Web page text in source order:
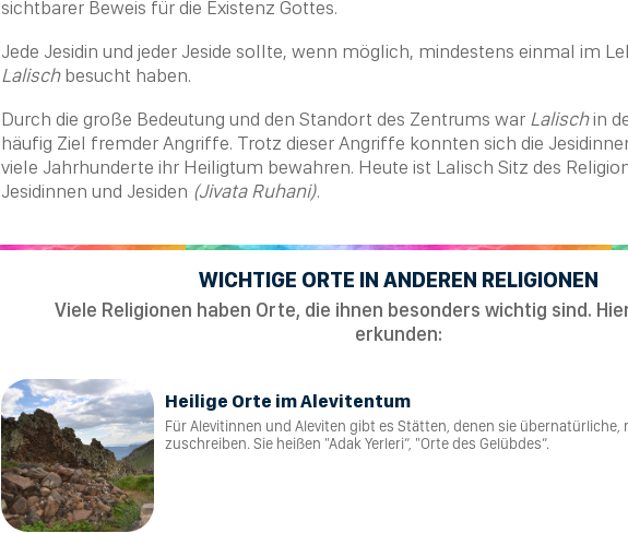
sichtbarer Beweis für die Existenz Gottes.
Jede Jesidin und jeder Jeside sollte, wenn möglich, mindestens einmal im
Lalischbesucht haben.
Durch die große Bedeutung und den Standort des Zentrums war Lalischin
häufig Ziel fremder Angriffe. Trotz dieser Angriffe konnten sich die
viele Jahrhunderte ihr Heiligtum bewahren. Heute ist Lalisch Sitz des
Jesidinnen und Jesiden (Jivata Ruhani).
WICHTIGE ORTE IN ANDEREN RELIGIONEN
Viele Religionen haben Orte, die ihnen besonders wichtig sind.
erkunden:
Heilige Orte im Alevitentum
Für Alevitinnen und Aleviten gibt es Stätten, denen sie übernatürliche,
zuschreiben. Sie heißen "Adak Yerleri“, "Orte des Gelübdes“.